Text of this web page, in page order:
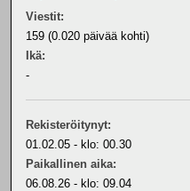
Viestit:
159 (0.020 päivää kohti)
Ikä:
-
Rekisteröitynyt:
01.02.05 - klo: 00.30
Paikallinen aika:
06.08.26 - klo: 09.04